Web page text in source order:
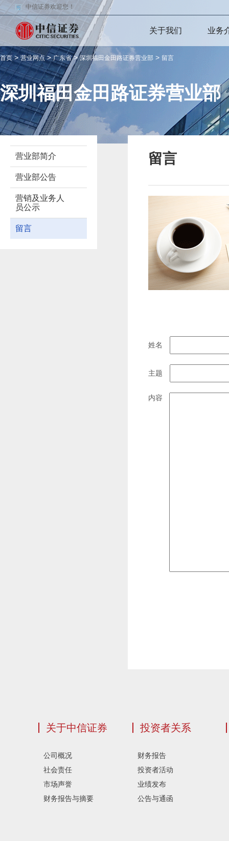
中信证券欢迎您！
关于我们 业务
首页>营业网点>广东省>深圳福田金田路证券营业部 > 留言
深圳福田金田路证券营业部
营业部简介
营业部公告
营销及业务人
员公示
留言
留言
姓名
主题
内容
关于中信证券
公司概况
社会责任
市场声誉
财务报告与摘要
投资者关系
财务报告
投资者活动
业绩发布
公告与通函